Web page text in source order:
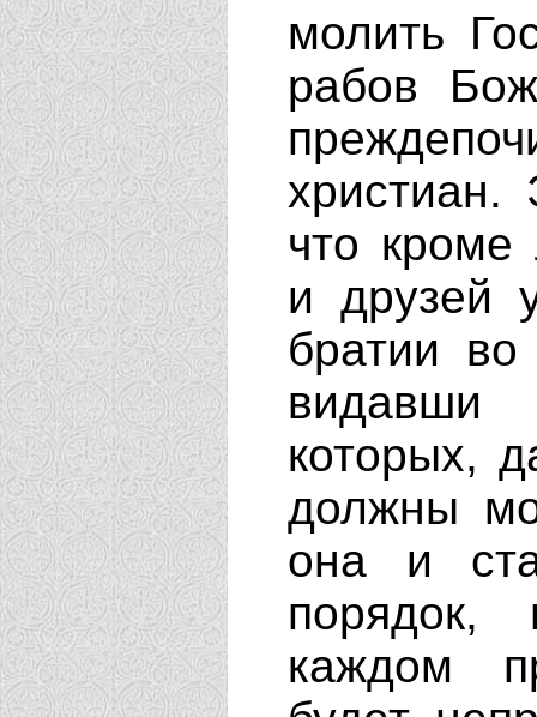
молить
рабов
что
и друзей
братии
которых,
должны
она и
каждом